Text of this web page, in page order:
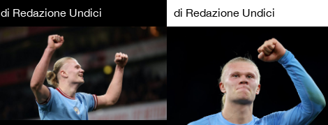
di Redazione Undici
di Redazione Undici
CALCIO